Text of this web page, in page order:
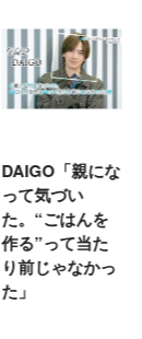
DAIGO「親にな
って気づい
た。“ごはんを
作る”って当た
り前じゃなかっ
た」